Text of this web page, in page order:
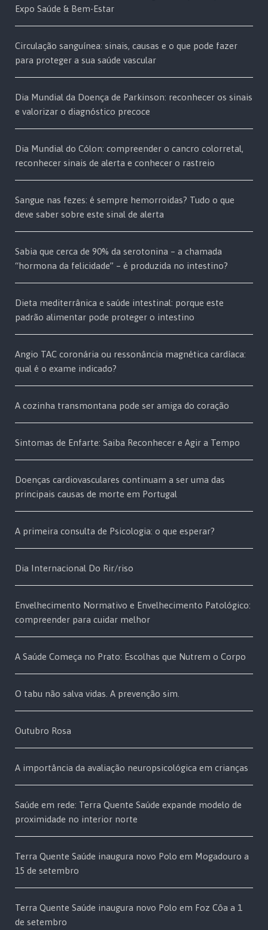
Expo Saúde & Bem-Estar
Circulação sanguínea: sinais, causas e o que pode fazer
para proteger a sua saúde vascular
Dia Mundial da Doença de Parkinson: reconhecer os sinais
e valorizar o diagnóstico precoce
Dia Mundial do Cólon: compreender o cancro colorretal,
reconhecer sinais de alerta e conhecer o rastreio
Sangue nas fezes: é sempre hemorroidas? Tudo o que
deve saber sobre este sinal de alerta
Sabia que cerca de 90% da serotonina – a chamada
“hormona da felicidade” – é produzida no intestino?
Dieta mediterrânica e saúde intestinal: porque este
padrão alimentar pode proteger o intestino
Angio TAC coronária ou ressonância magnética cardíaca:
qual é o exame indicado?
A cozinha transmontana pode ser amiga do coração
Sintomas de Enfarte: Saiba Reconhecer e Agir a Tempo
Doenças cardiovasculares continuam a ser uma das
principais causas de morte em Portugal
A primeira consulta de Psicologia: o que esperar?
Dia Internacional Do Rir/riso
Envelhecimento Normativo e Envelhecimento Patológico:
compreender para cuidar melhor
A Saúde Começa no Prato: Escolhas que Nutrem o Corpo
O tabu não salva vidas. A prevenção sim.
Outubro Rosa
A importância da avaliação neuropsicológica em crianças
Saúde em rede: Terra Quente Saúde expande modelo de
proximidade no interior norte
Terra Quente Saúde inaugura novo Polo em Mogadouro a
15 de setembro
Terra Quente Saúde inaugura novo Polo em Foz Côa a 1
de setembro